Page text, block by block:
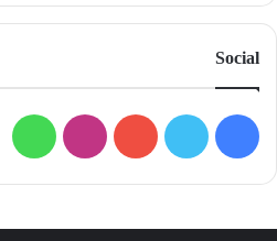
Social
فيسبوك
تويتر يوتيوبانستقرام